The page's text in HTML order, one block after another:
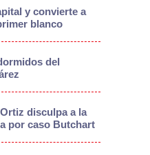
y convierte a
blanco
del
disculpa a la
por caso Butchart